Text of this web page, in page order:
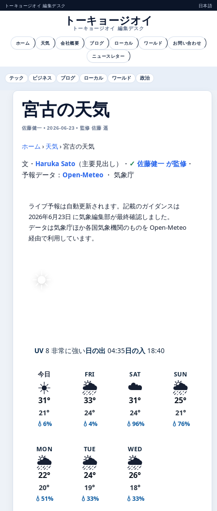
トーキョージオイ 編集デスク 日本語
トーキョージオイ
トーキョージオイ 編集デスク
ホーム 天気 会社概要 ブログ ローカル ワールド お問い合わせ
ニュースレター
テック ビジネス ブログ ローカル ワールド 政治
宮古の天気
佐藤健一 • 2026-06-23 • 監修 佐藤 遥
ホーム › 天気›宮古の天気
文・ Haruka Sato （主要見出し） ・ 佐藤健一 が監修 ・
予報データ： Open-Meteo ・ 気象庁
ライブ予報は自動更新されます。記載のガイダンスは
2026年6月23日 に気象編集部が最終確認しました。
データは気象庁ほか各国気象機関のものを Open-Meteo
経由で利用しています。
☀️
UV 8 非常に強い日の出 04:35日の入 18:40
今日
☀️
31°
21°
💧6%
FRI
🌦️
33°
24°
💧4%
SAT
☁️
31°
24°
💧96%
SUN
🌦️
25°
21°
💧76%
MON
🌦️
22°
20°
💧51%
TUE
🌦️
24°
19°
💧33%
WED
🌦️
26°
18°
💧33%